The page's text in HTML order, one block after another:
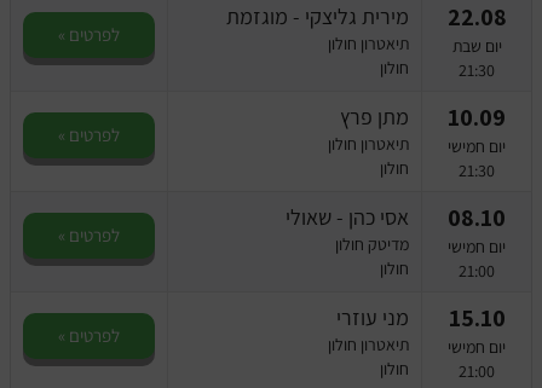
22.08
יום שבת
21:30
מירית גליצקי - מוגזמת
תיאטרון חולון
חולון
לפרטים »
10.09
יום חמישי
21:30
מתן פרץ
תיאטרון חולון
חולון
לפרטים »
08.10
יום חמישי
21:00
אסי כהן - שאולי
מדיטק חולון
חולון
לפרטים »
15.10
יום חמישי
21:00
מני עוזרי
תיאטרון חולון
חולון
לפרטים »